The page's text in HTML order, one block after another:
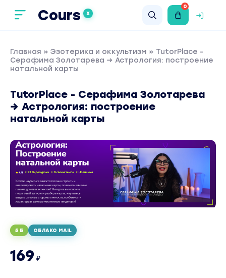
Cours X
0
Главная » Эзотерика и оккультизм » TutorPlace -
Серафима Золотарева → Астрология: построение
натальной карты
TutorPlace - Серафима Золотарева
→ Астрология: построение
натальной карты
5 Б ОБЛАКО MAIL
169 ₽